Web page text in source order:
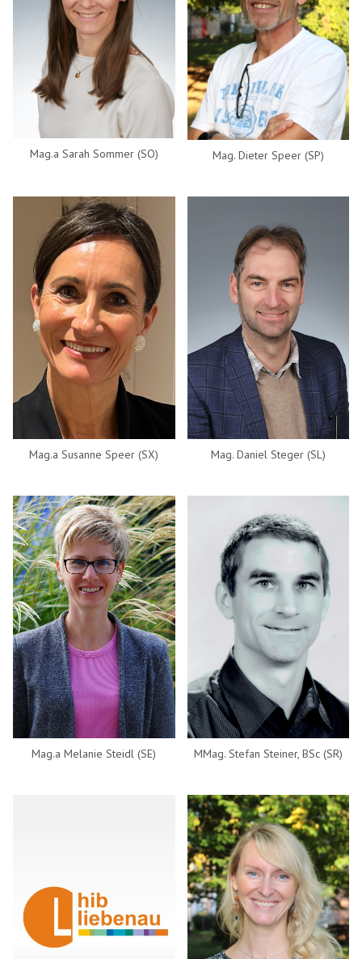
Mag.a Sarah Sommer (SO) Mag. Dieter Speer (SP)
Mag.a Susanne Speer (SX) Mag. Daniel Steger (SL)
Mag.a Melanie Steidl (SE) MMag. Stefan Steiner, BSc (SR)